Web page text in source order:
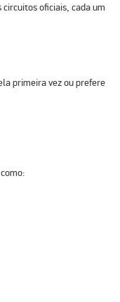
circuitos oficiais, cada um
primeira vez ou prefere